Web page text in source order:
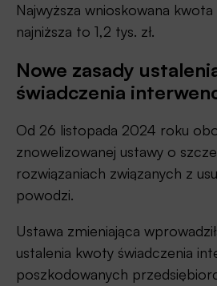
Najwyższa wnioskowana
najniższa to 1,2 tys. zł.
Nowe zasady
świadczenia
Od 26 listopada 2024 roku
znowelizowanej ustawy o
rozwiązaniach związanych z
powodzi.
Ustawa zmieniająca
ustalenia kwoty świadczenia
poszkodowanych